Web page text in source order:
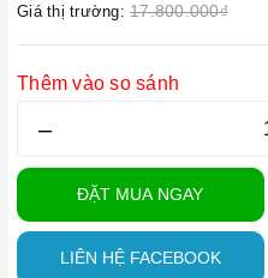
Giá thị trường: 17.800.000₫
Thêm vào so sánh
–
ĐẶT MUA NGAY
LIÊN HỆ FACEBOOK